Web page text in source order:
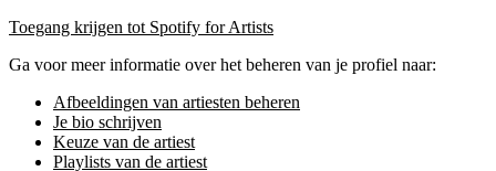
Toegang krijgen tot Spotify for Artists
Ga voor meer informatie over het beheren van je profiel naar:
Afbeeldingen van artiesten beheren
Je bio schrijven
Keuze van de artiest
Playlists van de artiest